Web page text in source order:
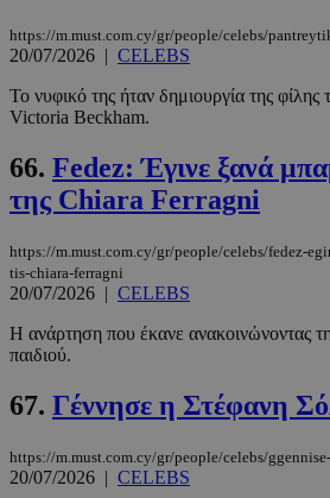
https://m.must.com.cy/gr/people/celebs/
20/07/2026 | CELEBS
Το νυφικό της ήταν δημιουργία της φίλης
Victoria Beckham.
66. Fedez: Έγινε ξανά
της Chiara Ferragni
https://m.must.com.cy/gr/people/celebs/fedez-
tis-chiara-ferragni
20/07/2026 | CELEBS
Η ανάρτηση που έκανε ανακοινώνοντας
παιδιού.
67. Γέννησε η Στέφανη
https://m.must.com.cy/gr/people/celebs/
20/07/2026 | CELEBS